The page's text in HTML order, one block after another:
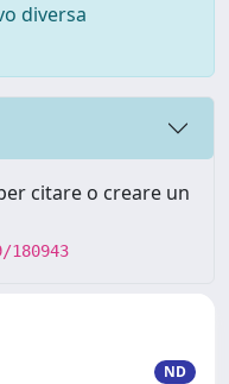
diversa
citare o creare un
ND